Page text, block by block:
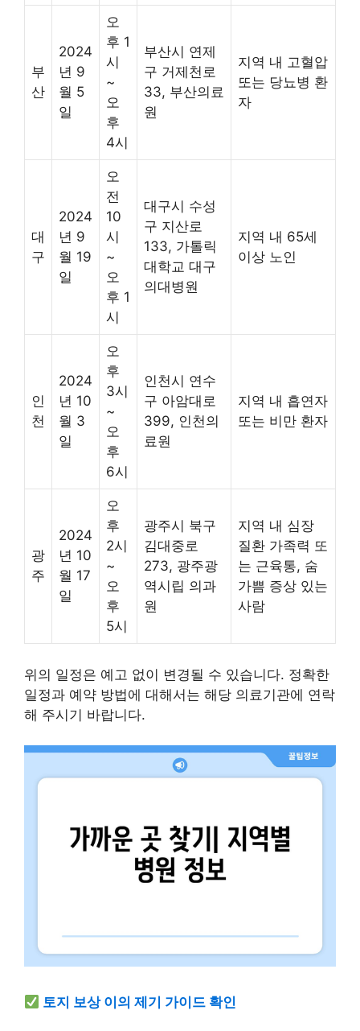
부
산
2024
년 9
월 5
일
오
후 1
시
~
오
후
4시
부산시 연제
구 거제천로
33, 부산의료
원
지역 내 고혈압
또는 당뇨병 환
자
대
구
2024
년 9
월 19
일
오
전
10
시
~
오
후 1
시
대구시 수성
구 지산로
133, 가톨릭
대학교 대구
의대병원
지역 내 65세
이상 노인
인
천
2024
년 10
월 3
일
오
후
3시
~
오
후
6시
인천시 연수
구 아암대로
399, 인천의
료원
지역 내 흡연자
또는 비만 환자
광
주
2024
년 10
월 17
일
오
후
2시
~
오
후
5시
광주시 북구
김대중로
273, 광주광
역시립 의과
원
지역 내 심장
질환 가족력 또
는 근육통, 숨
가쁨 증상 있는
사람
위의 일정은 예고 없이 변경될 수 있습니다. 정확한
일정과 예약 방법에 대해서는 해당 의료기관에 연락
해 주시기 바랍니다.
토지 보상 이의 제기 가이드 확인